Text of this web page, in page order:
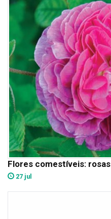
Flores comestíveis: rosas
27 jul